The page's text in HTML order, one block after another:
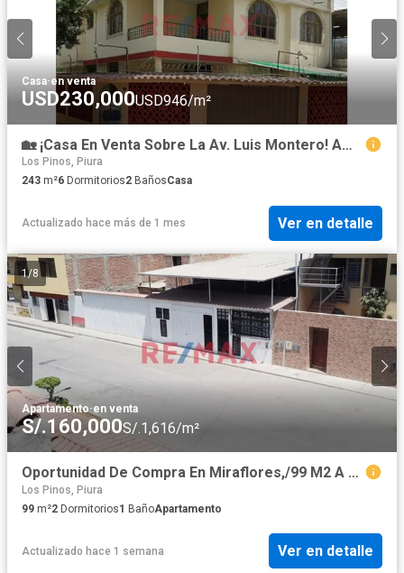
Casa·en venta
USD230,000USD946/m²
🏡 ¡Casa En Venta Sobre La Av. Luis Montero! Amplios Espacios, Cochera Y Excelente Ubicación
Los Pinos, Piura
243 m²6 Dormitorios2 BañosCasa
Actualizado hace más de 1 mes Ver en detalle
1/8
Apartamento·en venta
S/.160,000S/.1,616/m²
Oportunidad De Compra En Miraflores,/99 M2 A Precio De Ocasión
Los Pinos, Piura
99 m²2 Dormitorios1 BañoApartamento
Actualizado hace 1 semana Ver en detalle